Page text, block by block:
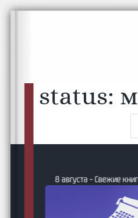
Перейти к основному
Перейти к нижнему
status:
8 августа – Свежие